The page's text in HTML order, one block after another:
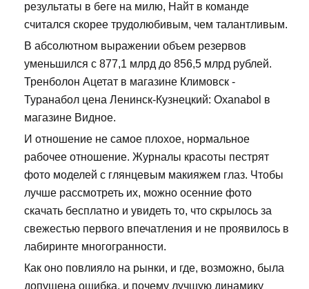
результаты в беге на милю, Найт в команде
считался скорее трудолюбивым, чем талантливым.
В абсолютном выражении объем резервов
уменьшился с 877,1 млрд до 856,5 млрд рублей.
Тренболон Ацетат в магазине Климовск -
Туранабол цена Ленинск-Кузнецкий: Oxanabol в
магазине Видное.
И отношение не самое плохое, нормальное
рабочее отношение. Журналы красоты пестрят
фото моделей с глянцевым макияжем глаз. Чтобы
лучше рассмотреть их, можно осенние фото
скачать бесплатно и увидеть то, что скрылось за
свежестью первого впечатления и не проявилось в
лабиринте многогранности.
Как оно повлияло на рынки, и где, возможно, была
допущена ошибка, и почему лучшую динамику